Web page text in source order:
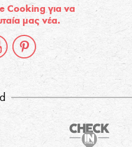
Cooking για να
μας νέα.